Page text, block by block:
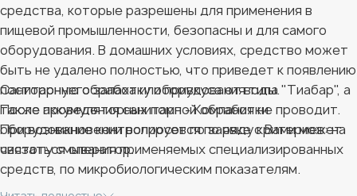
средства, которые разрешены для применения в
пищевой промышленности, безопасны и для самого
оборудования. В домашних условиях, средство может
быть не удалено полностью, что приведет к появлению
постороннего запаха или привкуса от воды.
После проведения санитарной обработки
оборудование контролируется по ряду критериев: на
чистоту смывания применяемых специализированных
средств, по микробиологическим показателям.
Вы можете получить в пользование подменную помпу*
Санитарную обработку оборудования типа "Тиабар", а
также аккумуляторных помп - Компания не проводит.
При возникновении вопросов по заявке с Вами может
связаться оператор.